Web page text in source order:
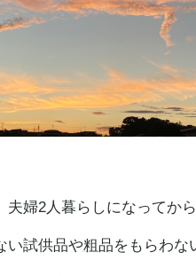
夫婦2人暮らしになってか
い試供品や粗品をもらわな